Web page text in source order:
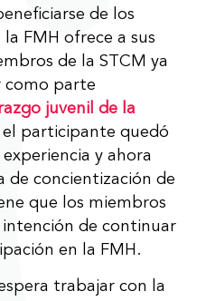
de los
FMH ofrece a sus
de la STCM ya
como parte
juvenil de la
participante quedó
y ahora
de concientización de
que los miembros
de continuar
en la FMH.
trabajar con la